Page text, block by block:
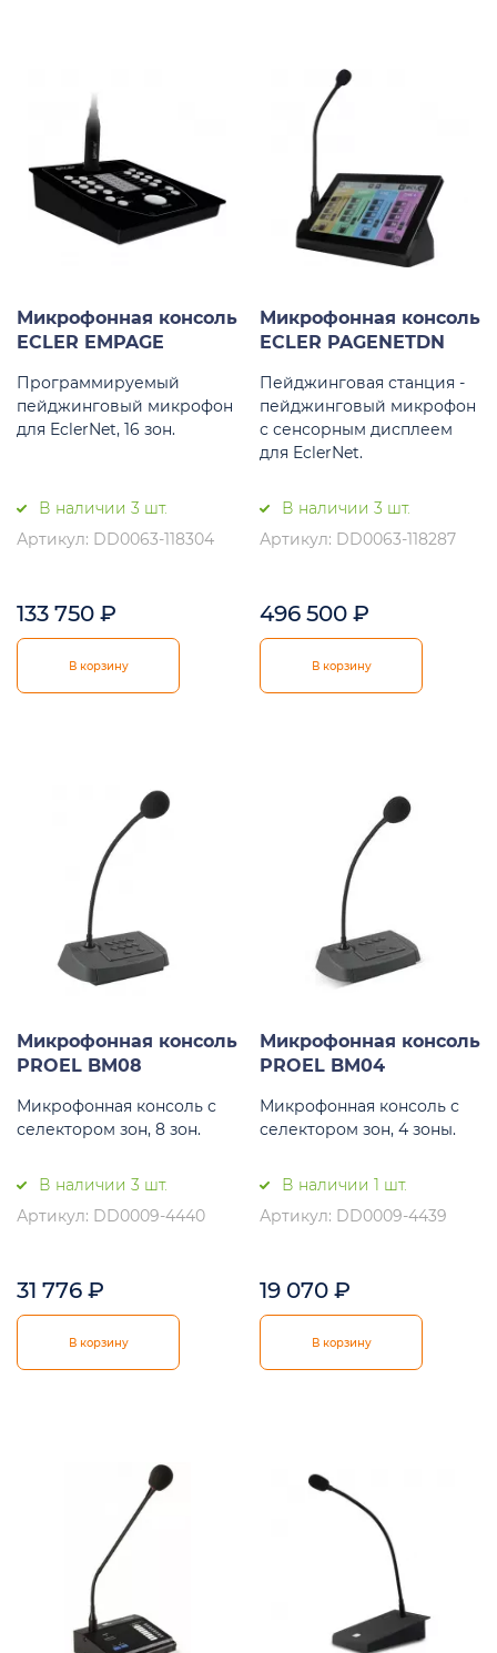
Микрофонная консоль
ECLER EMPAGE
Программируемый
пейджинговый микрофон
для EclerNet, 16 зон.
В наличии 3 шт.
Артикул: DD0063-118304
133 750 ₽
В корзину
Микрофонная консоль
ECLER PAGENETDN
Пейджинговая станция -
пейджинговый микрофон
с сенсорным дисплеем
для EclerNet.
В наличии 3 шт.
Артикул: DD0063-118287
496 500 ₽
В корзину
Микрофонная консоль
PROEL BM08
Микрофонная консоль с
селектором зон, 8 зон.
В наличии 3 шт.
Артикул: DD0009-4440
31 776 ₽
В корзину
Микрофонная консоль
PROEL BM04
Микрофонная консоль с
селектором зон, 4 зоны.
В наличии 1 шт.
Артикул: DD0009-4439
19 070 ₽
В корзину